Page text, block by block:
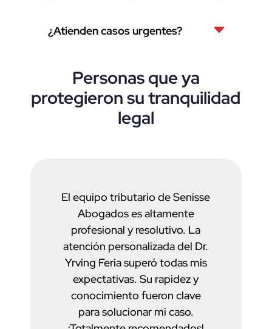
¿Atienden casos urgentes?
Personas que ya
protegieron su tranquilidad
legal
El equipo tributario de Senisse
Abogados es altamente
profesional y resolutivo. La
atención personalizada del Dr.
Yrving Feria superó todas mis
expectativas. Su rapidez y
conocimiento fueron clave
para solucionar mi caso.